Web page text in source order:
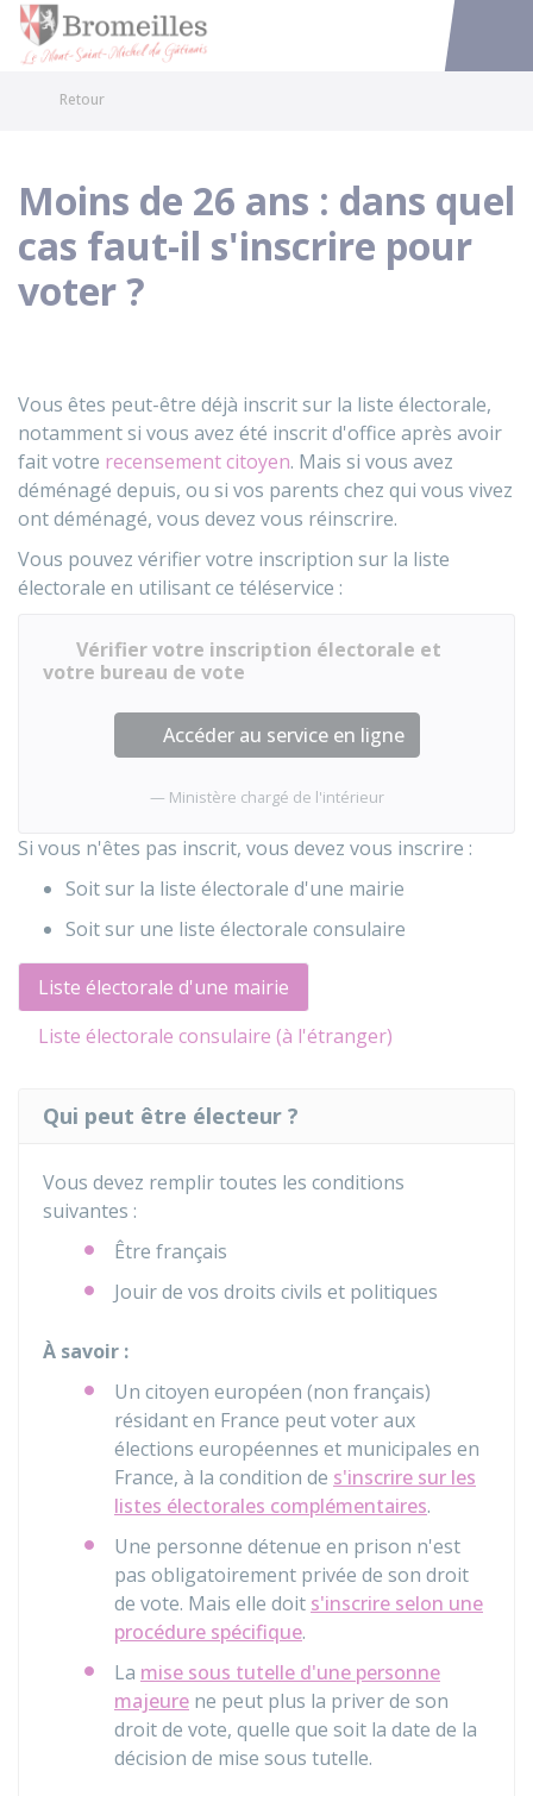
Accéder
Retour
Moins de 26 ans : dans quel
cas faut-il s'inscrire pour
voter ?
Vous êtes peut-être déjà inscrit sur la liste électorale,
notamment si vous avez été inscrit d'office après avoir
fait votre recensement citoyen. Mais si vous avez
déménagé depuis, ou si vos parents chez qui vous vivez
ont déménagé, vous devez vous réinscrire.
Vous pouvez vérifier votre inscription sur la liste
électorale en utilisant ce téléservice :
Vérifier votre inscription électorale et
votre bureau de vote
Accéder au service en ligne
Ministère chargé de l'intérieur
Si vous n'êtes pas inscrit, vous devez vous inscrire :
Soit sur la liste électorale d'une mairie
Soit sur une liste électorale consulaire
Liste électorale d'une mairie
Liste électorale consulaire (à l'étranger)
Qui peut être électeur ?
Vous devez remplir toutes les conditions
suivantes :
Être français
Jouir de vos droits civils et politiques
À savoir :
Un citoyen européen (non français)
résidant en France peut voter aux
élections européennes et municipales en
France, à la condition de s'inscrire sur les
listes électorales complémentaires.
Une personne détenue en prison n'est
pas obligatoirement privée de son droit
de vote. Mais elle doit s'inscrire selon une
procédure spécifique.
La mise sous tutelle d'une personne
majeure ne peut plus la priver de son
droit de vote, quelle que soit la date de la
décision de mise sous tutelle.